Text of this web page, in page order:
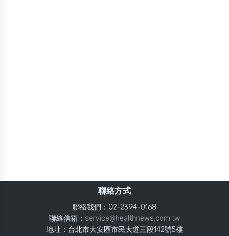
聯絡方式
聯絡我們：02-2394-0168
聯絡信箱： service@healthnews.com.tw
地址：台北市大安區市民大道三段142號5樓